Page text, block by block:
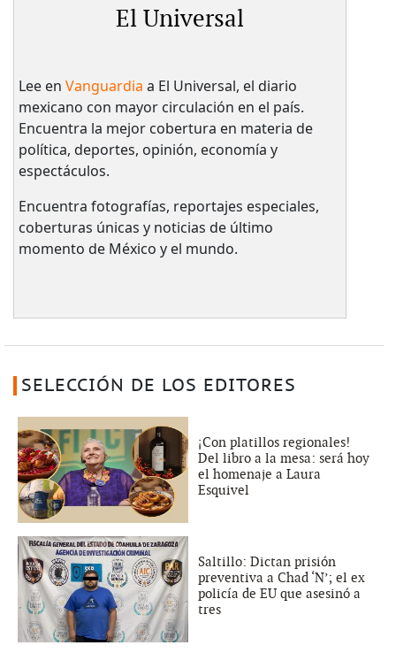
El Universal
Lee en Vanguardia a El Universal, el diario
mexicano con mayor circulación en el país.​
Encuentra la mejor cobertura en materia de
política, deportes, opinión, economía y
espectáculos.
Encuentra fotografías, reportajes especiales,
coberturas únicas y noticias de último
momento de México y el mundo.
SELECCIÓN DE LOS EDITORES
¡Con platillos regionales!
Del libro a la mesa: será hoy
el homenaje a Laura
Esquivel
Saltillo: Dictan prisión
preventiva a Chad ‘N’; el ex
policía de EU que asesinó a
tres